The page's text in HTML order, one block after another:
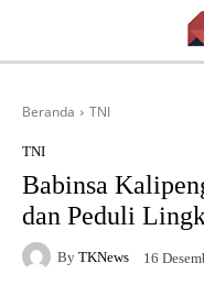
Beranda TNI
TNI
Babinsa
dan Peduli
By TKNews 16